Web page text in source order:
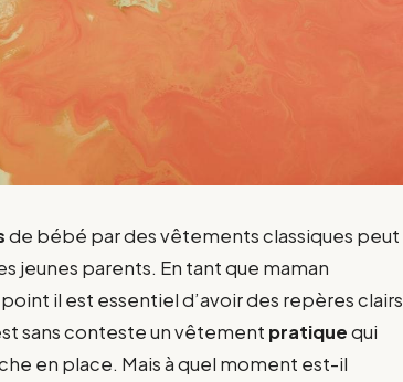
de bébé par des vêtements classiques peut
jeunes parents. En tant que maman
il est essentiel d’avoir des repères clairs
sans conteste un vêtement pratiquequi
en place. Mais à quel moment est-il